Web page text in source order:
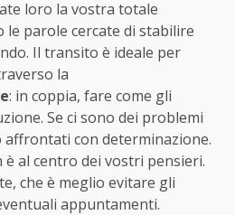
loro la vostra totale
parole cercate di stabilire
Il transito è ideale per
la
: in coppia, fare come gli
Se ci sono dei problemi
affrontati con determinazione.
è al centro dei vostri pensieri.
che è meglio evitare gli
appuntamenti.